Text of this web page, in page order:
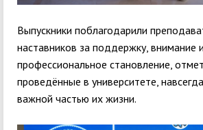
Выпускники поблагодарили
наставников за поддержку, внимание
профессиональное становление,
проведённые в университете,
важной частью их жизни.